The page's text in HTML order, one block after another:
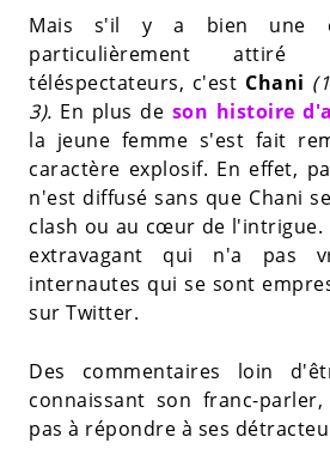
Mais s'il y a bien une
particulièrement attiré
téléspectateurs, c'est Chani
3). En plus de son histoire
la jeune femme s'est fait
caractère explosif. En effet,
n'est diffusé sans que Chani
clash ou au cœur de
extravagant qui n'a pas
internautes qui se sont
sur Twitter.
Des commentaires loin
connaissant son franc-
pas à répondre à ses